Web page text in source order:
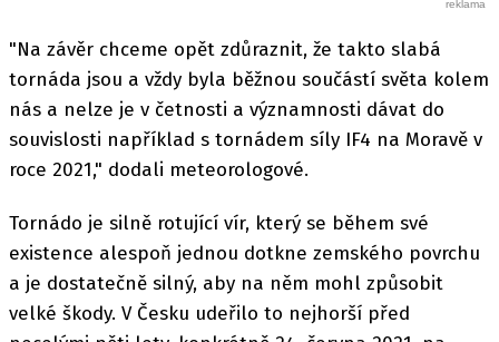
"Na závěr chceme opět zdůraznit, že takto slabá
tornáda jsou a vždy byla běžnou součástí světa kolem
nás a nelze je v četnosti a významnosti dávat do
souvislosti například s tornádem síly IF4 na Moravě v
roce 2021," dodali meteorologové.
Tornádo je silně rotující vír, který se během své
existence alespoň jednou dotkne zemského povrchu
a je dostatečně silný, aby na něm mohl způsobit
velké škody. V Česku udeřilo to nejhorší před